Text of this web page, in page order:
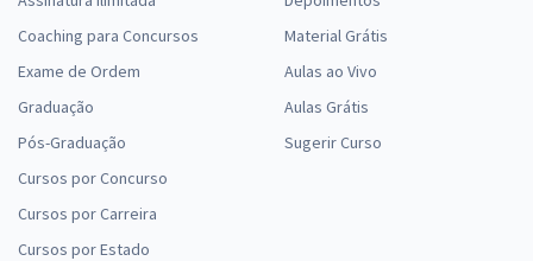
Coaching para Concursos
Exame de Ordem
Graduação
Pós-Graduação
Cursos por Concurso
Cursos por Carreira
Cursos por Estado
Material Grátis
Aulas ao Vivo
Aulas Grátis
Sugerir Curso